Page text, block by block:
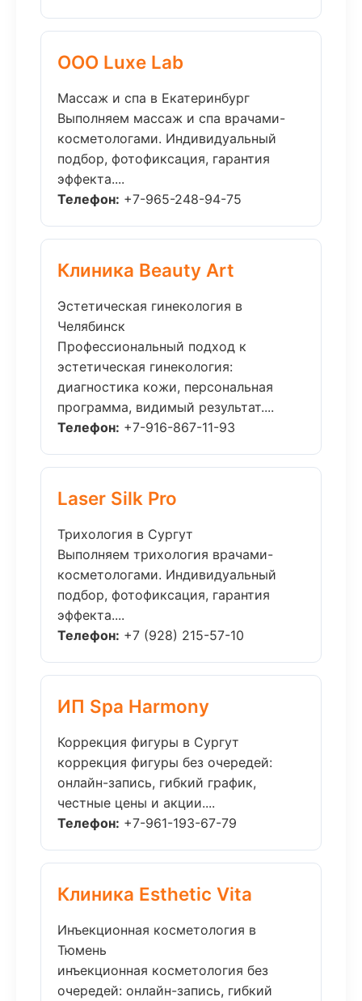
ООО Luxe Lab
Массаж и спа в Екатеринбург
Выполняем массаж и спа врачами-
косметологами. Индивидуальный
подбор, фотофиксация, гарантия
эффекта....
Телефон: +7-965-248-94-75
Клиника Beauty Art
Эстетическая гинекология в
Челябинск
Профессиональный подход к
эстетическая гинекология:
диагностика кожи, персональная
программа, видимый результат....
Телефон: +7-916-867-11-93
Laser Silk Pro
Трихология в Сургут
Выполняем трихология врачами-
косметологами. Индивидуальный
подбор, фотофиксация, гарантия
эффекта....
Телефон: +7 (928) 215-57-10
ИП Spa Harmony
Коррекция фигуры в Сургут
коррекция фигуры без очередей:
онлайн-запись, гибкий график,
честные цены и акции....
Телефон: +7-961-193-67-79
Клиника Esthetic Vita
Инъекционная косметология в
Тюмень
инъекционная косметология без
очередей: онлайн-запись, гибкий